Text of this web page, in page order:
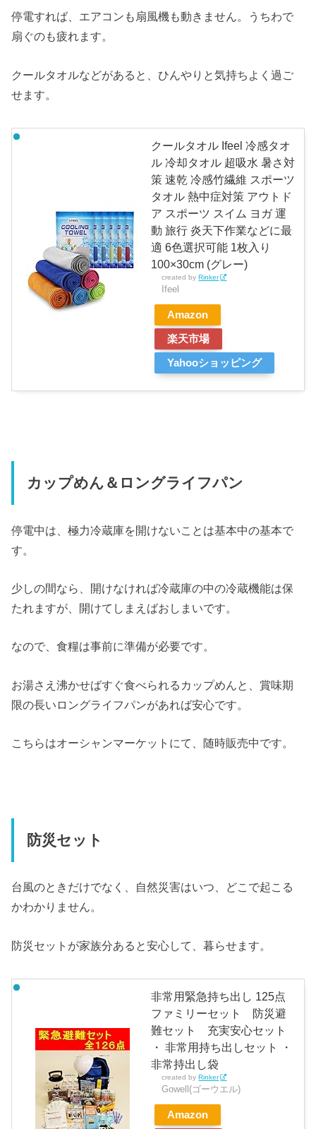
停電すれば、エアコンも扇風機も動きません。うちわで
扇ぐのも疲れます。
クールタオルなどがあると、ひんやりと気持ちよく過ご
せます。
クールタオル Ifeel 冷感タオ
ル 冷却タオル 超吸水 暑さ対
策 速乾 冷感竹繊維 スポーツ
タオル 熱中症対策 アウトド
ア スポーツ スイム ヨガ 運
動 旅行 炎天下作業などに最
適 6色選択可能 1枚入り
100×30cm (グレー)
created byRinker
Ifeel
Amazon
楽天市場
Yahooショッピング
カップめん＆ロングライフパン
停電中は、極力冷蔵庫を開けないことは基本中の基本で
す。
少しの間なら、開けなければ冷蔵庫の中の冷蔵機能は保
たれますが、開けてしまえばおしまいです。
なので、食糧は事前に準備が必要です。
お湯さえ沸かせばすぐ食べられるカップめんと、賞味期
限の長いロングライフパンがあれば安心です。
こちらはオーシャンマーケットにて、随時販売中です。
防災セット
台風のときだけでなく、自然災害はいつ、どこで起こる
かわかりません。
防災セットが家族分あると安心して、暮らせます。
非常用緊急持ち出し 125点
ファミリーセット 防災避
難セット 充実安心セット
・ 非常用持ち出しセット ・
非常持出し袋
created byRinker
Gowell(ゴーウエル)
Amazon